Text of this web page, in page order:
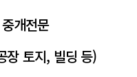
개전문
장 토지, 빌딩 등)